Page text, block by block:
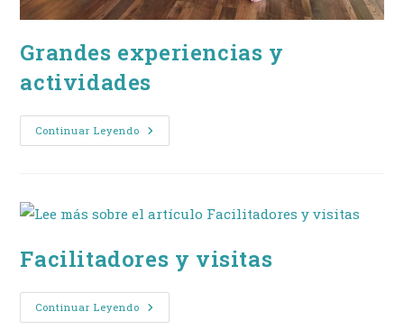
Grandes experiencias y
actividades
Continuar Leyendo Grandes
Experiencias
Facilitadores y visitas
Continuar Leyendo Facilitadores
Y